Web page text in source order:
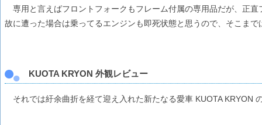
専用と言えばフロントフォークもフレーム付属の専用品だが、正
故に遭った場合は乗ってるエンジンも即死状態と思うので、そこま
KUOTA KRYON 外観レビュー
それでは紆余曲折を経て迎え入れた新たなる愛車 KUOTA KRYON